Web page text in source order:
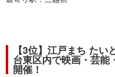
【3位】江戸まち た
台東区内で映画・芸能
開催！